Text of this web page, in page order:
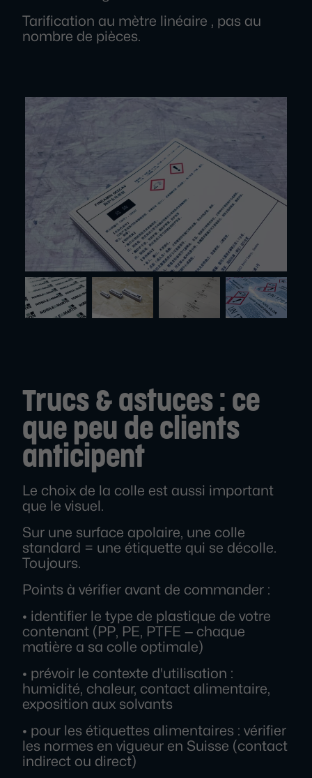
Tarification au mètre linéaire , pas au
nombre de pièces.
Trucs & astuces : ce
que peu de clients
anticipent
Le choix de la colle est aussi important
que le visuel.
Sur une surface apolaire, une colle
standard = une étiquette qui se décolle.
Toujours.
Points à vérifier avant de commander :
• identifier le type de plastique de votre
contenant (PP, PE, PTFE — chaque
matière a sa colle optimale)
• prévoir le contexte d'utilisation :
humidité, chaleur, contact alimentaire,
exposition aux solvants
• pour les étiquettes alimentaires : vérifier
les normes en vigueur en Suisse (contact
indirect ou direct)